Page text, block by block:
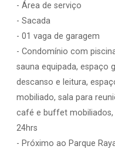
- Área de serviço
- Sacada
- 01 vaga de garagem
- Condomínio com
sauna equipada, espaço
descanso e leitura,
mobiliado, sala para
café e buffet
24hrs
- Próximo ao Parque